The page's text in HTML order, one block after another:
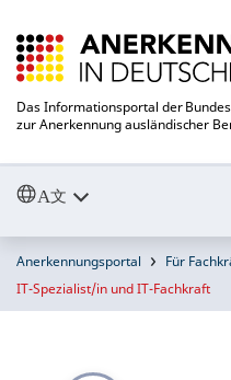
Das Informationsportal der
zur Anerkennung ausländischer
Anerkennungsportal Für
IT-Spezialist/in und IT-Fachkraft